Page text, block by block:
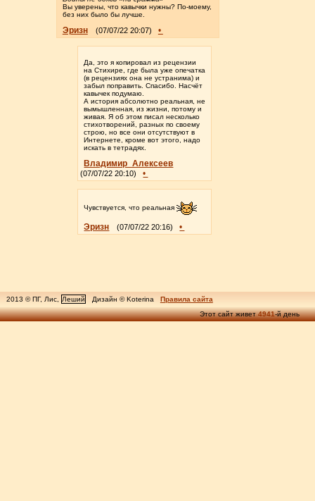
Вы уверены, что кавычки нужны? По-моему,
без них было бы лучше.
Эризн (07/07/22 20:07) •
Да, это я копировал из рецензии
на Стихире, где была уже опечатка
(в рецензиях она не устранима) и
забыл поправить. Спасибо. Насчёт
кавычек подумаю.
А история абсолютно реальная, не
вымышленная, из жизни, потому и
живая. Я об этом писал несколько
стихотворений, разных по своему
строю, но все они отсутствуют в
Интернете, кроме вот этого, надо
искать в тетрадях.
Владимир_Алексеев
(07/07/22 20:10) •
Чувствуется, что реальная
Эризн (07/07/22 20:16) •
2013 © ПГ, Лис, Леший Дизайн © Koterina
Правила сайта
Этот сайт живет4941-й день